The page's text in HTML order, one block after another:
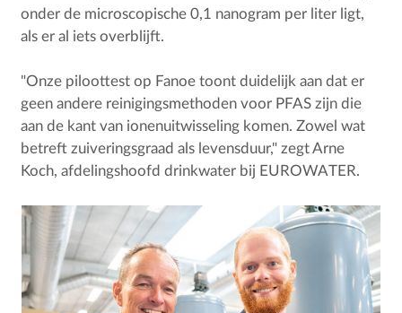
onder de microscopische 0,1 nanogram per liter ligt,
als er al iets overblijft.
"Onze piloottest op Fanoe toont duidelijk aan dat er
geen andere reinigingsmethoden voor PFAS zijn die
aan de kant van ionenuitwisseling komen. Zowel wat
betreft zuiveringsgraad als levensduur," zegt Arne
Koch, afdelingshoofd drinkwater bij EUROWATER.